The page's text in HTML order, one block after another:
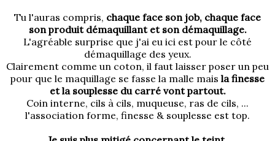
Tu l'auras compris, chaque face son job, chaque face
son produit démaquillant et son démaquillage.
L'agréable surprise que j'ai eu ici est pour le côté
démaquillage des yeux.
Clairement comme un coton, il faut laisser poser un peu
pour que le maquillage se fasse la malle mais la finesse
et la souplesse du carré vont partout.
Coin interne, cils à cils, muqueuse, ras de cils, ...
l'association forme, finesse & souplesse est top.